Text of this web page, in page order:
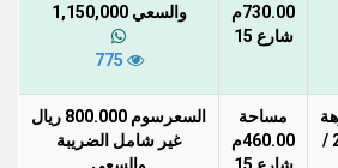
730.00م
شارع 15
والسعي 1,150,000
250 /
مساحة
460.00م
السعرسوم 800.000 ريال
غير شامل الضريبة